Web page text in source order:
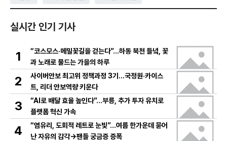
실시간 인기 기사
1
“코스모스·메밀꽃길을 걷는다”…하동 북천 들녘, 꽃
과 노래로 물드는 가을의 하루
2
사이버안보 최고위 정책과정 3기…국정원·카이스
트, 리더 안보역량 키운다
3
“AI로 배달 효율 높인다”…부릉, 추가 투자 유치로
플랫폼 혁신 가속
4
“염유리, 도회적 레트로 눈빛”…여름 한가운데 묻어
난 자유의 감각→팬들 궁금증 증폭